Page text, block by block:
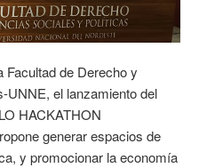
Facultad de Derecho y
UNNE, el lanzamiento del
HACKATHON
generar espacios de
y promocionar la economía